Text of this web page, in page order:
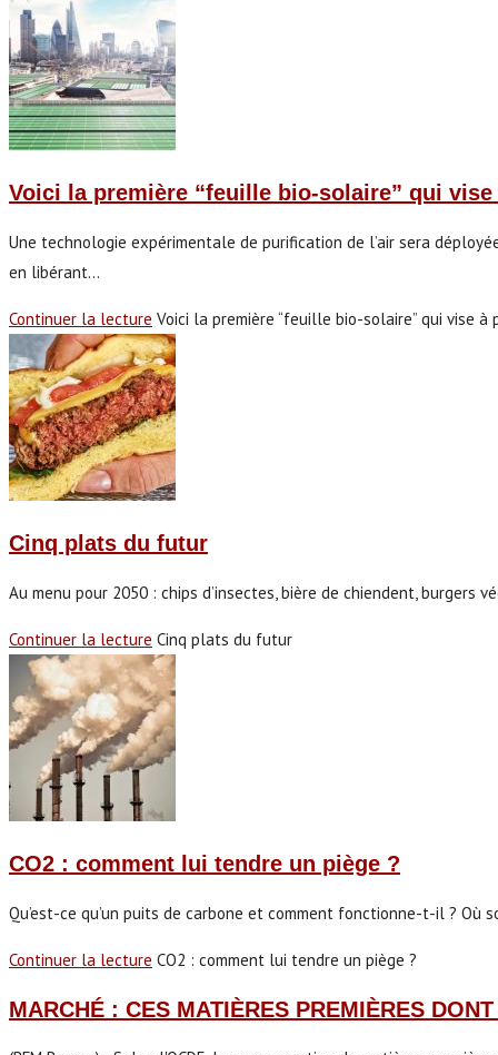
Voici la première “feuille bio-solaire” qui
Une technologie expérimentale de purification de l’air sera
en libérant…
Continuer la lecture Voici la première “feuille bio-solaire” qui vise à
Cinq plats du futur
Au menu pour 2050 : chips d’insectes, bière de chiendent,
Continuer la lecture Cinq plats du futur
CO2 : comment lui tendre un piège ?
Qu’est-ce qu’un puits de carbone et comment fonctionne-t-il ?
Continuer la lecture CO2 : comment lui tendre un piège ?
MARCHÉ : CES MATIÈRES PREMIÈRES